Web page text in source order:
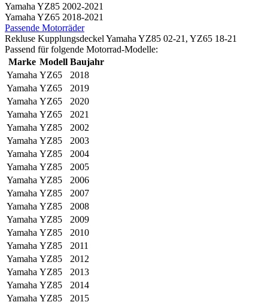
Yamaha YZ85 2002-2021
Yamaha YZ65 2018-2021
Passende Motorräder
Rekluse Kupplungsdeckel Yamaha YZ85 02-21, YZ65 18-21
Passend für folgende Motorrad-Modelle:
Marke Modell Baujahr
Yamaha YZ65
2018
Yamaha YZ65
2019
Yamaha YZ65
2020
Yamaha YZ65
2021
Yamaha YZ85
2002
Yamaha YZ85
2003
Yamaha YZ85
2004
Yamaha YZ85
2005
Yamaha YZ85
2006
Yamaha YZ85
2007
Yamaha YZ85
2008
Yamaha YZ85
2009
Yamaha YZ85
2010
Yamaha YZ85
2011
Yamaha YZ85
2012
Yamaha YZ85
2013
Yamaha YZ85
2014
Yamaha YZ85
2015